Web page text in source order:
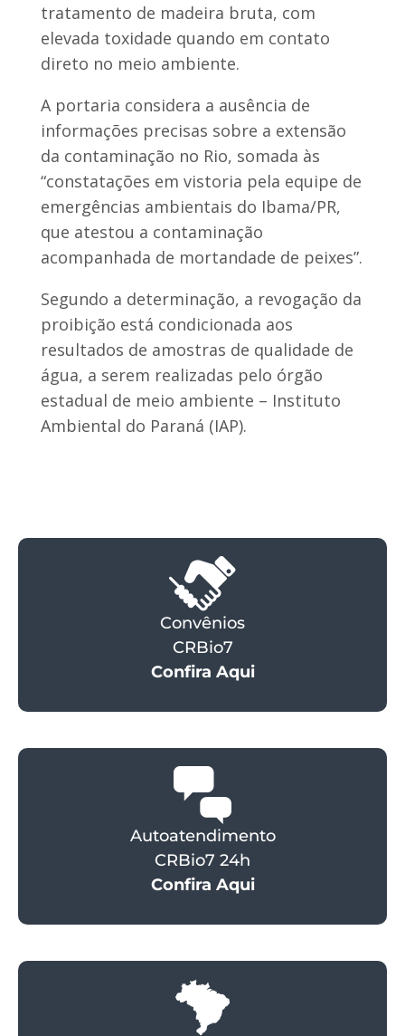
tratamento de madeira bruta, com
elevada toxidade quando em contato
direto no meio ambiente.
A portaria considera a ausência de
informações precisas sobre a extensão
da contaminação no Rio, somada às
“constatações em vistoria pela equipe de
emergências ambientais do Ibama/PR,
que atestou a contaminação
acompanhada de mortandade de peixes”.
Segundo a determinação, a revogação da
proibição está condicionada aos
resultados de amostras de qualidade de
água, a serem realizadas pelo órgão
estadual de meio ambiente – Instituto
Ambiental do Paraná (IAP).
Convênios
CRBio7
Confira Aqui
Autoatendimento
CRBio7 24h
Confira Aqui